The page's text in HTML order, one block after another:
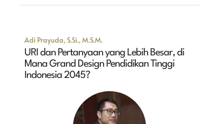
Adi Prayuda, S.Si., M.S.M.
URI dan Pertanyaan yang Lebih Besar, di
Mana Grand Design Pendidikan Tinggi
Indonesia 2045?